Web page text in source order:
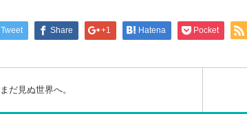
Tweet Share +1 Hatena Pocket
まだ見ぬ世界へ。